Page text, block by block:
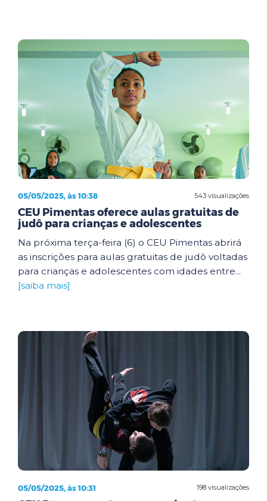
543 visualizações
05/05/2025, às 10:38
CEU Pimentas oferece aulas gratuitas de
judô para crianças e adolescentes
Na próxima terça-feira (6) o CEU Pimentas abrirá
as inscrições para aulas gratuitas de judô voltadas
para crianças e adolescentes com idades entre...
[saiba mais]
198 visualizações
05/05/2025, às 10:31